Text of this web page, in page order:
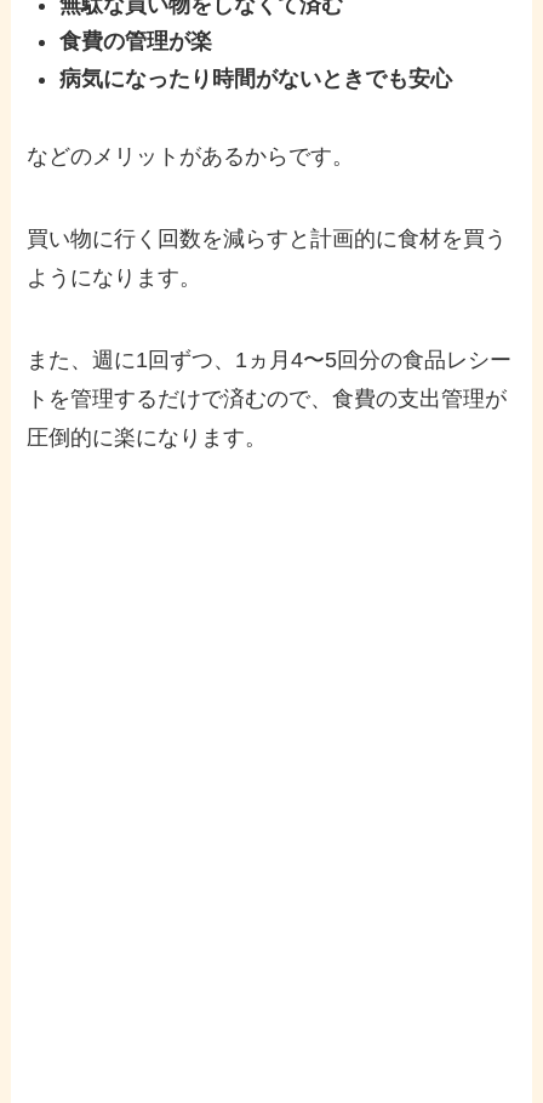
食費の管理が楽
病気になったり時間がないときでも安心
などのメリットがあるからです。
買い物に行く回数を減らすと計画的に食材を買う
ようになります。
また、週に1回ずつ、1ヵ月4〜5回分の食品レシー
トを管理するだけで済むので、食費の支出管理が
圧倒的に楽になります。